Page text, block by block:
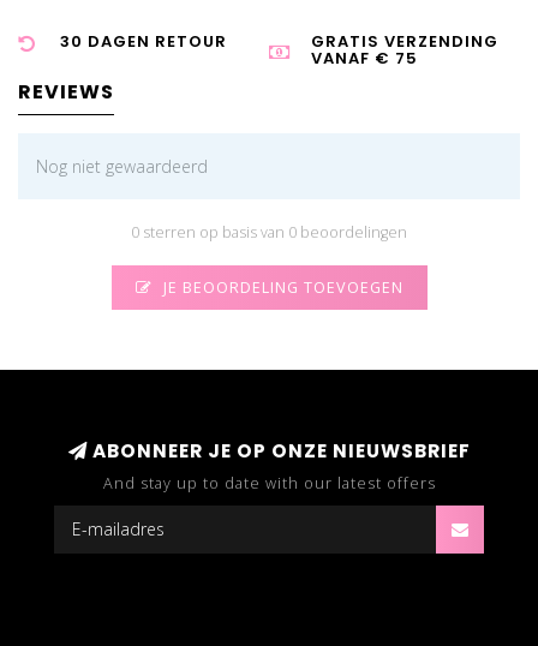
30 DAGEN RETOUR GRATIS VERZENDING
VANAF € 75
REVIEWS
Nog niet gewaardeerd
0 sterren op basis van 0 beoordelingen
JE BEOORDELING TOEVOEGEN
ABONNEER JE OP ONZE NIEUWSBRIEF
And stay up to date with our latest offers